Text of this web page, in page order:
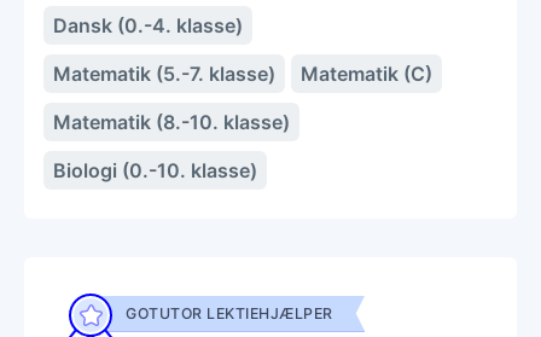
Dansk (0.-4. klasse)
Matematik (5.-7. klasse)
Matematik (C)
Matematik (8.-10. klasse)
Biologi (0.-10. klasse)
GOTUTOR LEKTIEHJÆLPER